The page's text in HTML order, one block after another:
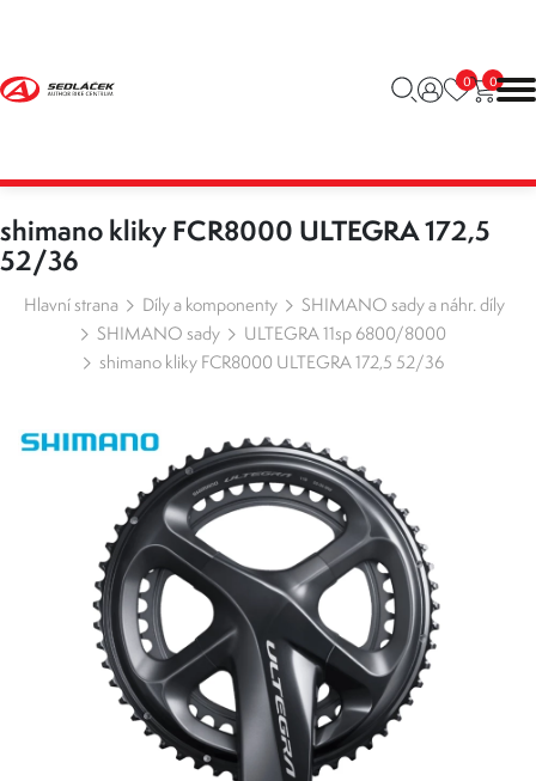
0 0
shimano kliky FCR8000 ULTEGRA 172,5
52/36
Hlavní strana Díly a komponenty
SHIMANO sady a náhr. díly
SHIMANO sady
ULTEGRA 11sp 6800/8000
shimano kliky FCR8000 ULTEGRA 172,5 52/36